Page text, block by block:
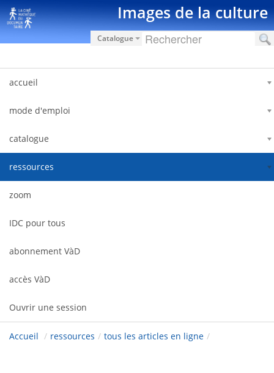
Saut au contenu Images de la culture
Catalogue
accueil
mode d'emploi
catalogue
ressources
zoom
IDC pour tous
abonnement VàD
accès VàD
Ouvrir une session
Accueil / ressources / tous les articles en ligne /